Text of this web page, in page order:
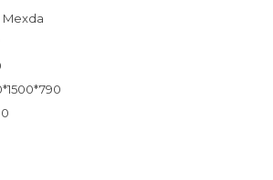
Mexda